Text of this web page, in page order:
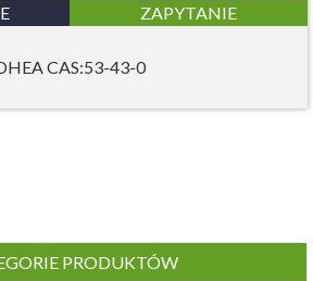
ZAPYTANIE
CAS:53-43-0
PRODUKTÓW